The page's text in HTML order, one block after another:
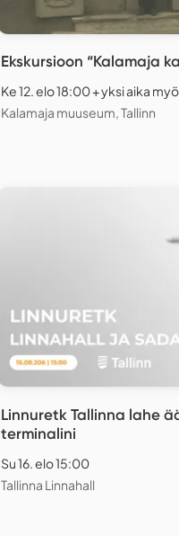
Ekskursioon “Kalamaja
Ke 12. elo 18:00 + yksi aika
Kalamaja muuseum, Tallinn
Linnuretk Tallinna lahe
terminalini
Su 16. elo 15:00
Tallinna Linnahall